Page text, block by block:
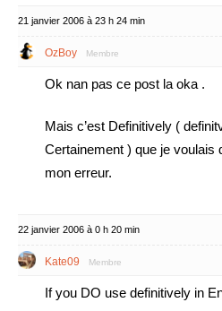
21 janvier 2006 à 23 h 24 min
OzBoy Membre
Ok nan pas ce post la oka .
Mais c’est Definitively (
Certainement ) que je voulais
mon erreur.
22 janvier 2006 à 0 h 20 min
Kate09 Membre
If you DO use definitively in